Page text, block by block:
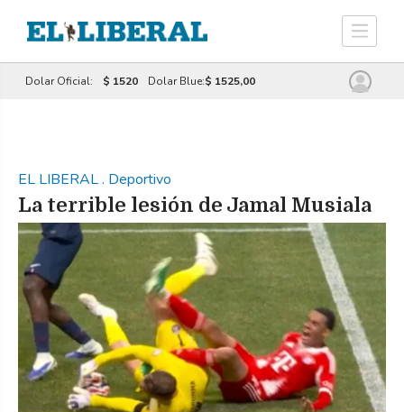
Dolar Oficial: $ 1520 Dolar Blue:$ 1525,00
EL LIBERAL. Deportivo
La terrible lesión de Jamal Musiala